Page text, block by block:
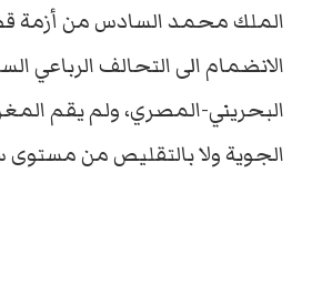
الملك محمد السادس من أزمة
الانضمام الى التحالف الرباعي
البحريني-المصري، ولم يقم
الجوية ولا بالتقليص من مستوى